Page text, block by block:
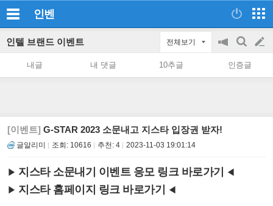
인벤
인텔 브랜드 이벤트 전체보기
공
on/off
검
색
글
쓰
내글 내 댓글 10추글 인증글
[이벤트] G-STAR 2023 소문내고 지스타 입장권 받자!
글알리미 조회: 10616 추천: 4 2023-11-03 19:01:14
▶ 지스타 소문내기 이벤트 응모 링크 바로가기
◀
▶ 지스타 홈페이지 링크 바로가기 ◀